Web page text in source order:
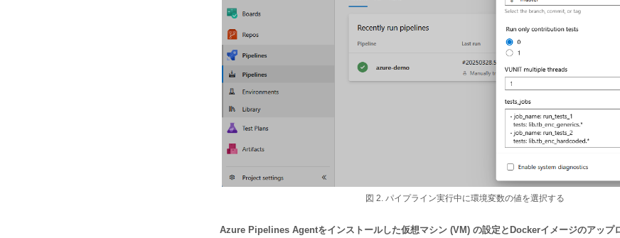
図 2. パイプライン実行中に環境変数の値を選択する
Azure Pipelines Agentをインストールした仮想マシン (VM) の設定とDockerイメージのアップ